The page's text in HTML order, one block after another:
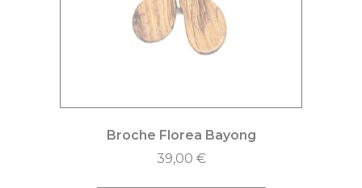
Broche Florea Bayong
39,00 €